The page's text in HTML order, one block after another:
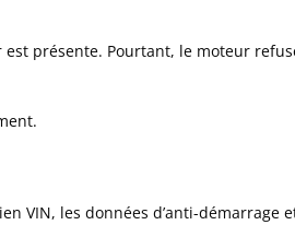
présente. Pourtant, le moteur
VIN, les données d’anti-démarrage